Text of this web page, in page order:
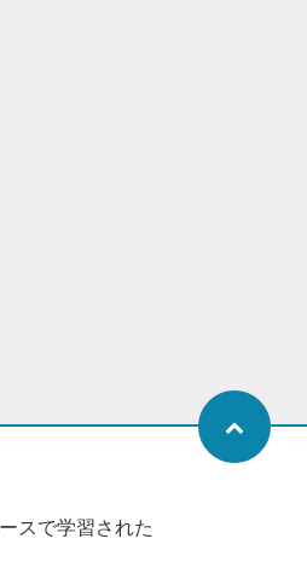
スで学習された